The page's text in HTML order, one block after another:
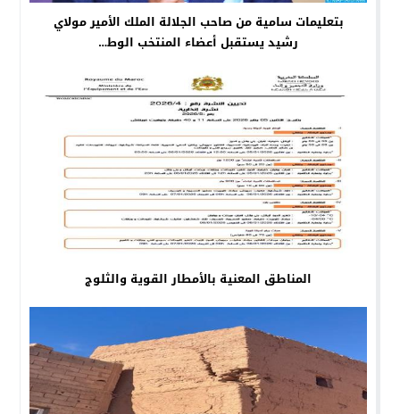
بتعليمات سامية من صاحب الجلالة الملك الأمير مولاي
رشيد يستقبل أعضاء المنتخب الوط…
المناطق المعنية بالأمطار القوية والثلوج